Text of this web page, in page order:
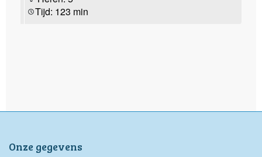
Tijd: 123 min
Onze gegevens